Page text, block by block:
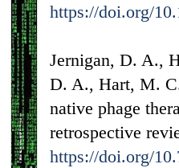
https://doi.org/
Jernigan, D. A.,
D. A., Hart, M.
native phage
retrospective
https://doi.org/